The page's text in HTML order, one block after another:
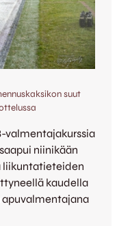
suut
valmentajakurssia
niinikään
liikuntatieteiden
kaudella
apuvalmentajana